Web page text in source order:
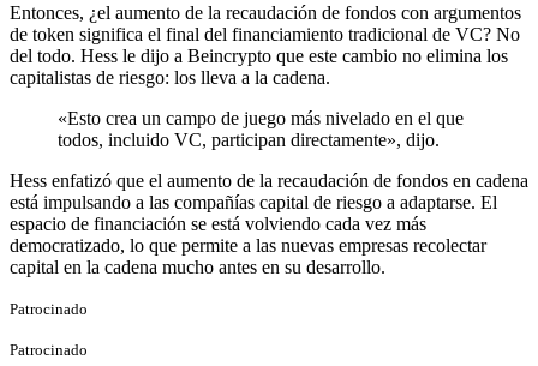
Entonces, ¿el aumento de la recaudación de fondos con argumentos
de token significa el final del financiamiento tradicional de VC? No
del todo. Hess le dijo a Beincrypto que este cambio no elimina los
capitalistas de riesgo: los lleva a la cadena.
«Esto crea un campo de juego más nivelado en el que
todos, incluido VC, participan directamente», dijo.
Hess enfatizó que el aumento de la recaudación de fondos en cadena
está impulsando a las compañías capital de riesgo a adaptarse. El
espacio de financiación se está volviendo cada vez más
democratizado, lo que permite a las nuevas empresas recolectar
capital en la cadena mucho antes en su desarrollo.
Patrocinado
Patrocinado